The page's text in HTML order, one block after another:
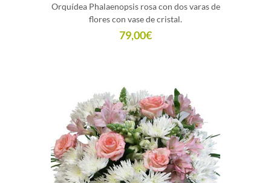
Orquídea Phalaenopsis rosa con dos varas de
flores con vase de cristal.
79,00€